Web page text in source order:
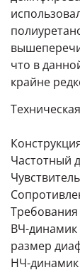
что в
крайне
Частотный
Требования
ВЧ-динамик
размер
НЧ-динамик